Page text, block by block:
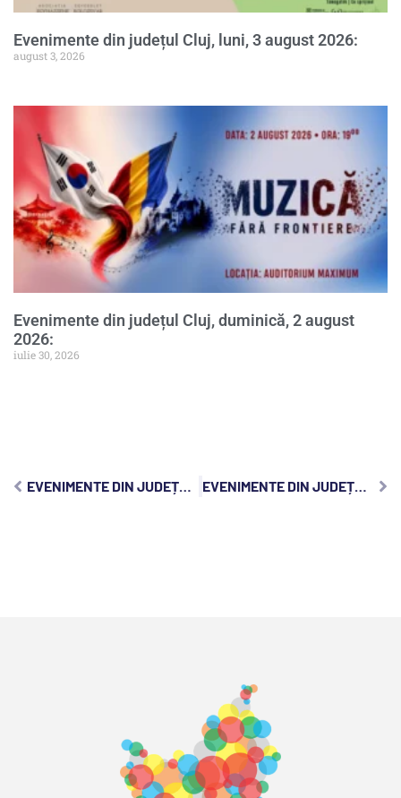
Evenimente din județul Cluj, luni, 3 august 2026:
august 3, 2026
Evenimente din județul Cluj, duminică, 2 august
2026:
iulie 30, 2026
EVENIMENTE DIN JUDEȚUL CLUJ, JOI, 9 IULIE 2026: EVENIMENTE DIN JUDEȚUL CLUJ, SÂMBĂTĂ, 11 IULIE 2026: